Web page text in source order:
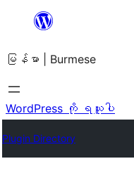
အကြောင်းအရာ
ကျော်သွား
ရန်
မြန်မာ | Burmese
WordPress ကို ရယူပါ
Plugin Directory